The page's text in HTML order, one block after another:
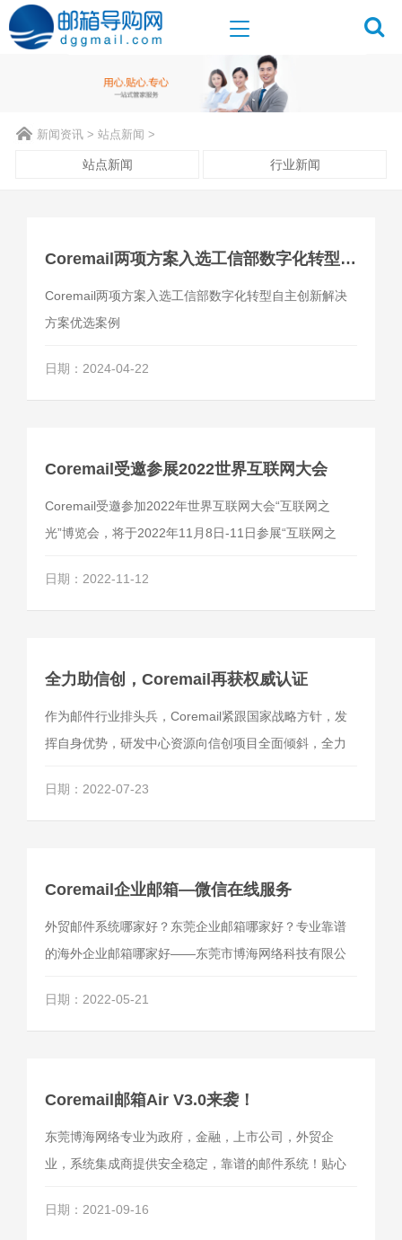
新闻资讯 > 站点新闻 >
站点新闻 行业新闻
Coremail两项方案入选工信部数字化转型自主创新解决方案优选案例
Coremail两项方案入选工信部数字化转型自主创新解决
方案优选案例
日期：2024-04-22
Coremail受邀参展2022世界互联网大会
Coremail受邀参加2022年世界互联网大会“互联网之
光”博览会，将于2022年11月8日-11日参展“互联网之
协会承接的负责组织国内领先的网络安全企业展示网络
安全最新科技成果的主题展区。
日期：2022-11-12
全力助信创，Coremail再获权威认证
作为邮件行业排头兵，Coremail紧跟国家战略方针，发
挥自身优势，研发中心资源向信创项目全面倾斜，全力
产品，满足信创客户的应用需求。
日期：2022-07-23
Coremail企业邮箱—微信在线服务
外贸邮件系统哪家好？东莞企业邮箱哪家好？专业靠谱
的海外企业邮箱哪家好——东莞市博海网络科技有限公
日期：2022-05-21
Coremail邮箱Air V3.0来袭！
东莞博海网络专业为政府，金融，上市公司，外贸企
业，系统集成商提供安全稳定，靠谱的邮件系统！贴心
日期：2021-09-16